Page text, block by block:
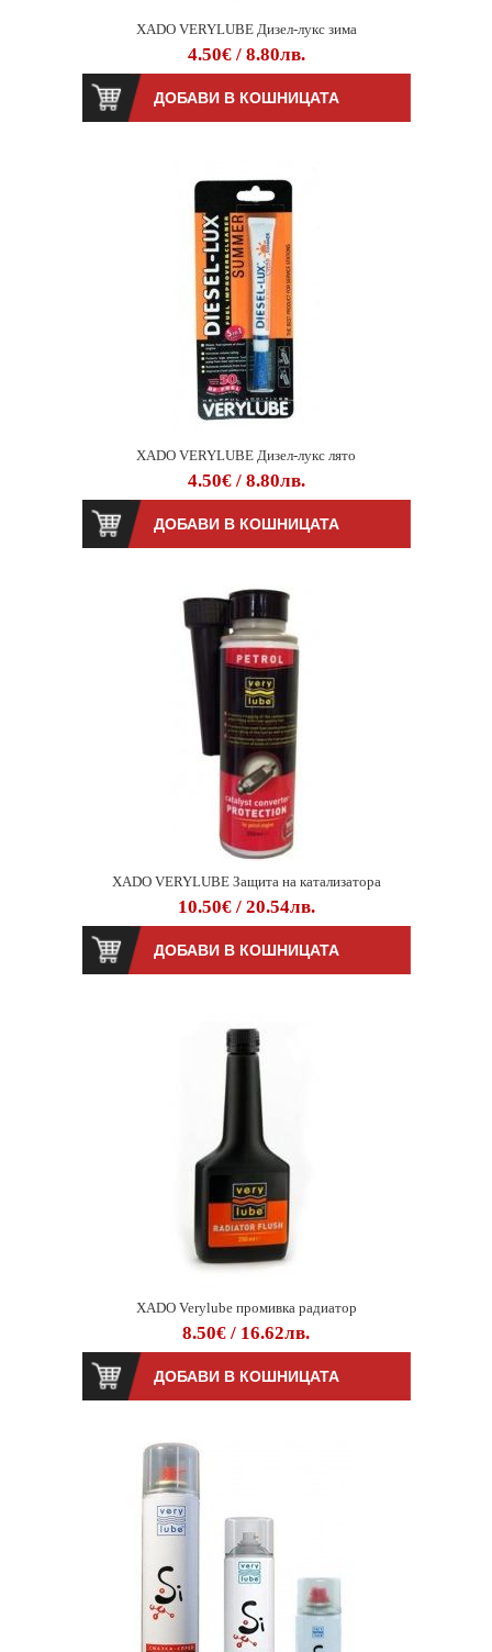
XADO VERYLUBE Дизел-лукс зима
4.50€ / 8.80лв.
XADO VERYLUBE Дизел-лукс лято
4.50€ / 8.80лв.
XADO VERYLUBE Защита на катализатора
10.50€ / 20.54лв.
XADO Verylube промивка радиатор
8.50€ / 16.62лв.